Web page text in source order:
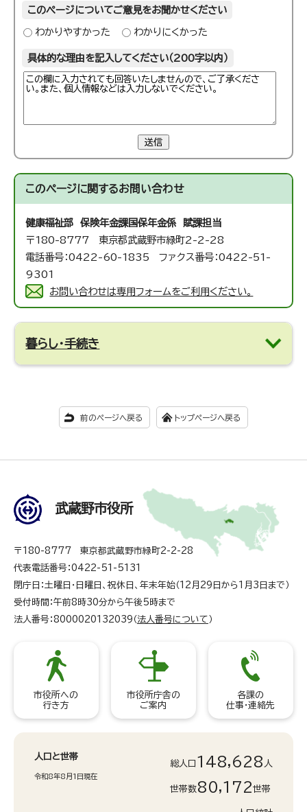
このページについてご意見をお聞かせください
わかりやすかった わかりにくかった
具体的な理由を記入してください（200字以内）
送信
このページに関するお問い合わせ
健康福祉部 保険年金課国保年金係 賦課担当
〒180-8777 東京都武蔵野市緑町2-2-28
電話番号：0422-60-1835 ファクス番号：0422-51-
9301
お問い合わせは専用フォームをご利用ください。
暮らし・手続き
前のページへ戻る トップページへ戻る
武蔵野市役所
〒180-8777 東京都武蔵野市緑町2-2-28
代表電話番号：0422-51-5131
閉庁日：土曜日・日曜日、祝休日、年末年始（12月29日から1月3日まで）
受付時間：午前8時30分から午後5時まで
法人番号：8000020132039（ 法人番号について ）
市役所への
行き方
市役所庁舎の
ご案内
各課の
仕事・連絡先
人口と世帯
令和8年8月1日現在
総人口 148,628 人
世帯数80,172世帯